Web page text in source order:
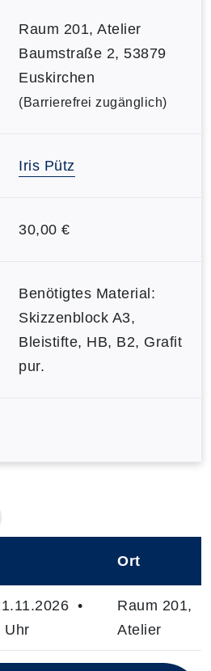
Raum 201, Atelier
Baumstraße 2, 53879
Euskirchen
(Barrierefrei zugänglich)
Iris Pütz
30,00 €
Benötigtes Material:
Skizzenblock A3,
Bleistifte, HB, B2, Grafit
pur.
zum diesen Kurs
Ort
•
Uhr
Raum 201,
Atelier